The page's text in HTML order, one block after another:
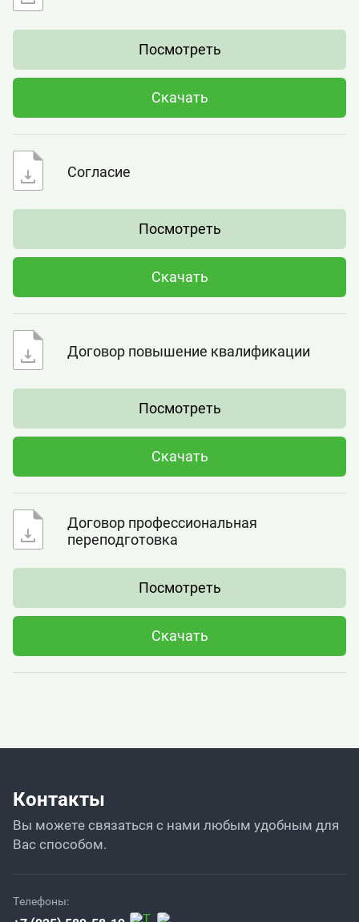
Посмотреть
Скачать
Согласие
Посмотреть
Скачать
Договор повышение квалификации
Посмотреть
Скачать
Договор профессиональная
переподготовка
Посмотреть
Скачать
Контакты
Вы можете связаться с нами любым удобным для
Вас способом.
Телефоны: